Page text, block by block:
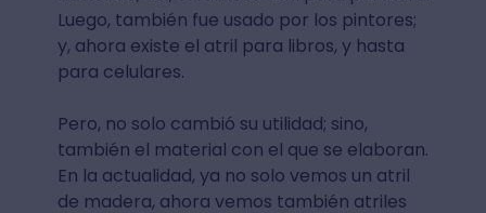
Luego, también fue usado por los pintores;
y, ahora existe el atril para libros, y hasta
para celulares.
Pero, no solo cambió su utilidad; sino,
también el material con el que se elaboran.
En la actualidad, ya no solo vemos un atril
de madera, ahora vemos también atriles